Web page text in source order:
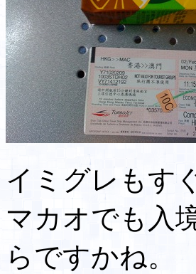
イミグレもす
マカオでも入
らですかね。